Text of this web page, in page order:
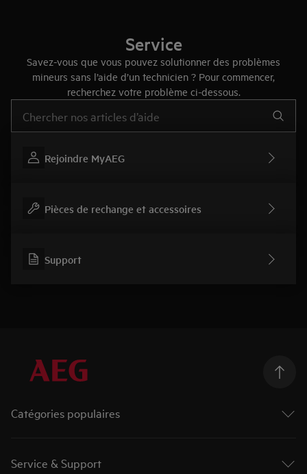
Service
Savez-vous que vous pouvez solutionner des problèmes
mineurs sans l’aide d’un technicien ? Pour commencer,
recherchez votre problème ci-dessous.
Rejoindre MyAEG
Pièces de rechange et accessoires
Support
Catégories populaires
Sèche-linges
Service & Support